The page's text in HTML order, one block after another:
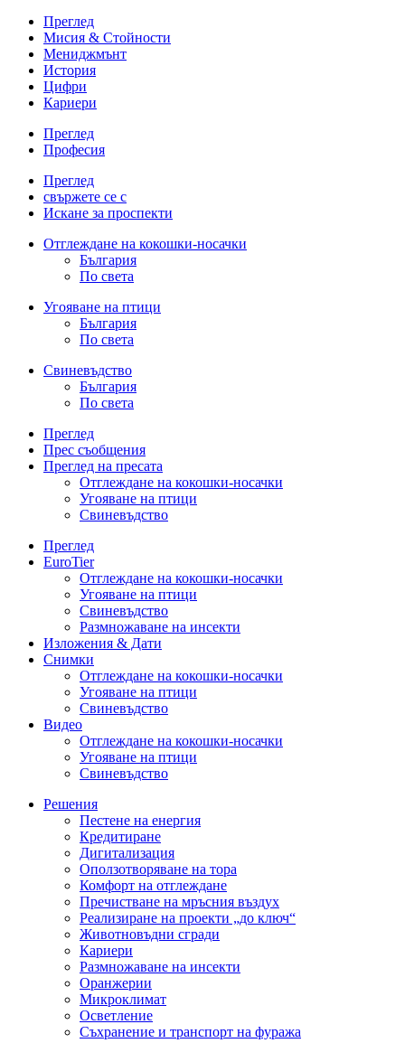
Преглед
Мисия & Стойности
Мениджмънт
История
Цифри
Кариери
Преглед
Професия
Преглед
свържете се с
Искане за проспекти
Отглеждане на кокошки-носачки
България
По света
Угояване на птици
България
По света
Свиневъдство
България
По света
Преглед
Прес съобщения
Преглед на пресата
Отглеждане на кокошки-носачки
Угояване на птици
Свиневъдство
Преглед
EuroTier
Отглеждане на кокошки-носачки
Угояване на птици
Свиневъдство
Размножаване на инсекти
Изложения & Дати
Снимки
Отглеждане на кокошки-носачки
Угояване на птици
Свиневъдство
Видео
Отглеждане на кокошки-носачки
Угояване на птици
Свиневъдство
Решения
Пестене на енергия
Кредитиране
Дигитализация
Оползотворяване на тора
Комфорт на отглеждане
Пречистване на мръсния въздух
Реализиране на проекти „до ключ“
Животновъдни сгради
Кариери
Размножаване на инсекти
Оранжерии
Микроклимат
Осветление
Съхранение и транспорт на фуража